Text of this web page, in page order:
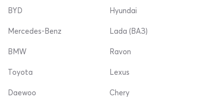
BYD
Mercedes-Benz
Hyundai
Lada (ВАЗ)
BMW
Toyota
Daewoo
Ravon
Lexus
Chery